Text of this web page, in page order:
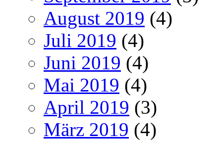
August 2019 (4)
Juli 2019 (4)
Juni 2019 (4)
Mai 2019 (4)
April 2019 (3)
März 2019 (4)